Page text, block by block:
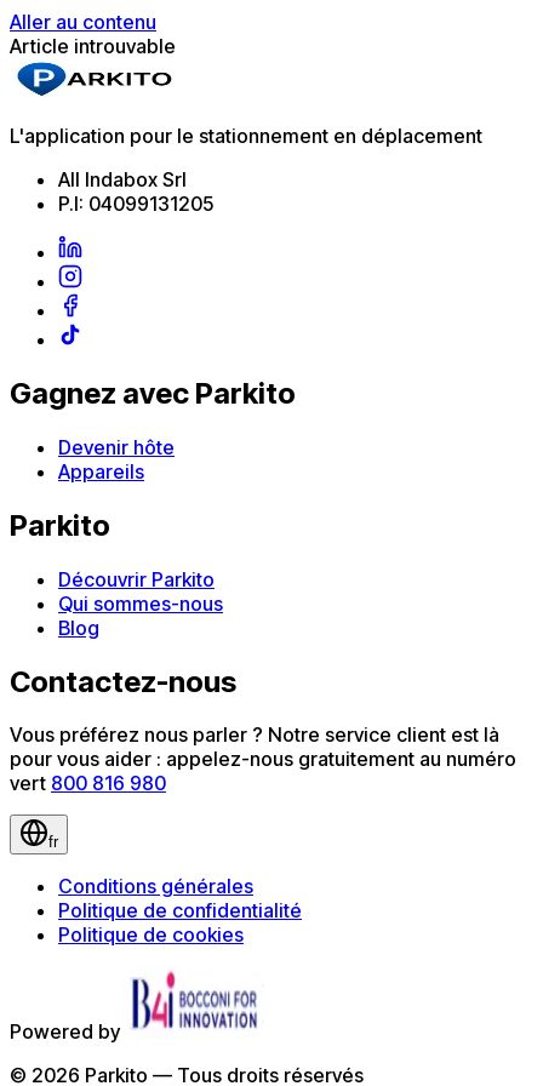
Aller au contenu
Article introuvable
L'application pour le stationnement en déplacement
All Indabox Srl
P.I: 04099131205
Gagnez avec Parkito
Devenir hôte
Appareils
Parkito
Découvrir Parkito
Qui sommes-nous
Blog
Contactez-nous
Vous préférez nous parler ? Notre service client est là
pour vous aider : appelez-nous gratuitement au numéro
vert 800 816 980
fr
Conditions générales
Politique de confidentialité
Politique de cookies
Powered by
© 2026 Parkito — Tous droits réservés